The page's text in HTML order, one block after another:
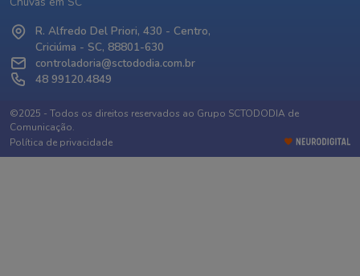
R. Alfredo Del Priori, 430 - Centro,
Criciúma - SC, 88801-630
controladoria@sctododia.com.br
48 99120.4849
©2025 - Todos os direitos reservados ao Grupo SCTODODIA de
Comunicação.
Política de privacidade